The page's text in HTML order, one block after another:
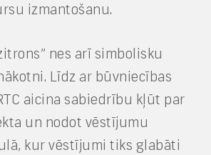
izmantošanu.
nes arī simbolisku
Līdz ar būvniecības
aicina sabiedrību kļūt par
un nodot vēstījumu
kur vēstījumi tiks glabāti